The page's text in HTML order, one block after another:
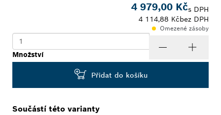
4 979,00 Kčs DPH
4 114,88 Kčbez DPH
Omezené zásoby
Množství
Přidat do košíku
Součástí této varianty